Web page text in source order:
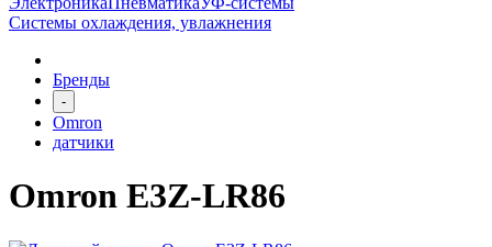
Системы охлаждения, увлажнения
Бренды
-
Omron
датчики
Omron E3Z-LR86